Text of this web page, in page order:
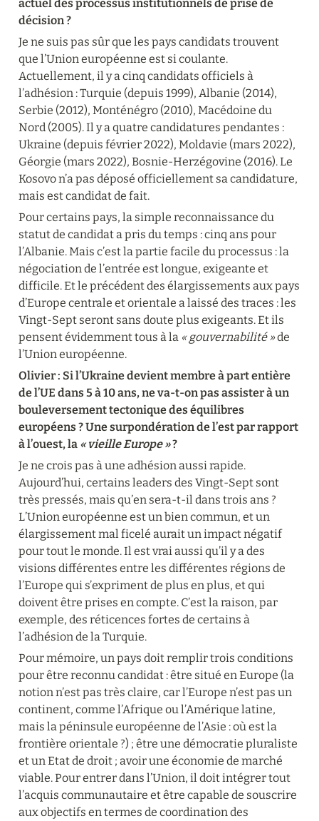
actuel des processus institutionnels de prise de
décision ?
Je ne suis pas sûr que les pays candidats trouvent
que l’Union européenne est si coulante.
Actuellement, il y a cinq candidats officiels à
l’adhésion : Turquie (depuis 1999), Albanie (2014),
Serbie (2012), Monténégro (2010), Macédoine du
Nord (2005). Il y a quatre candidatures pendantes :
Ukraine (depuis février 2022), Moldavie (mars 2022),
Géorgie (mars 2022), Bosnie-Herzégovine (2016). Le
Kosovo n’a pas déposé officiellement sa candidature,
mais est candidat de fait.
Pour certains pays, la simple reconnaissance du
statut de candidat a pris du temps : cinq ans pour
l’Albanie. Mais c’est la partie facile du processus : la
négociation de l’entrée est longue, exigeante et
difficile. Et le précédent des élargissements aux pays
d’Europe centrale et orientale a laissé des traces : les
Vingt-Sept seront sans doute plus exigeants. Et ils
pensent évidemment tous à la « gouvernabilité » de
l’Union européenne.
Olivier : Si l’Ukraine devient membre à part entière
de l’UE dans 5 à 10 ans, ne va-t-on pas assister à un
bouleversement tectonique des équilibres
européens ? Une surpondération de l’est par rapport
à l’ouest, la « vieille Europe » ?
Je ne crois pas à une adhésion aussi rapide.
Aujourd’hui, certains leaders des Vingt-Sept sont
très pressés, mais qu’en sera-t-il dans trois ans ?
L’Union européenne est un bien commun, et un
élargissement mal ficelé aurait un impact négatif
pour tout le monde. Il est vrai aussi qu’il y a des
visions différentes entre les différentes régions de
l’Europe qui s’expriment de plus en plus, et qui
doivent être prises en compte. C’est la raison, par
exemple, des réticences fortes de certains à
l’adhésion de la Turquie.
Pour mémoire, un pays doit remplir trois conditions
pour être reconnu candidat : être situé en Europe (la
notion n’est pas très claire, car l’Europe n’est pas un
continent, comme l’Afrique ou l’Amérique latine,
mais la péninsule européenne de l’Asie : où est la
frontière orientale ?) ; être une démocratie pluraliste
et un Etat de droit ; avoir une économie de marché
viable. Pour entrer dans l’Union, il doit intégrer tout
l’acquis communautaire et être capable de souscrire
aux objectifs en termes de coordination des